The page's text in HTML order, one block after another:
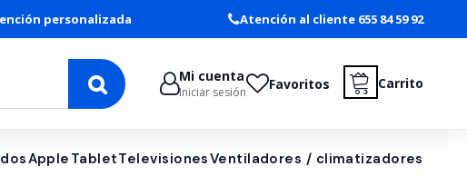
personalizada Atención al cliente 655 84 59 92
Mi cuenta
Iniciar sesión Favoritos Carrito
Apple TabletTelevisionesVentiladores / climatizadores